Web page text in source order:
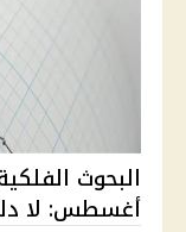
أغسطس: لا